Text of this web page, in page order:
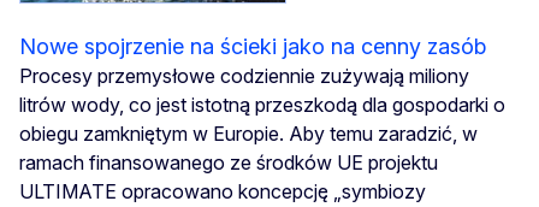
Nowe spojrzenie na ścieki jako na cenny zasób
Procesy przemysłowe codziennie zużywają miliony
litrów wody, co jest istotną przeszkodą dla gospodarki o
obiegu zamkniętym w Europie. Aby temu zaradzić, w
ramach finansowanego ze środków UE projektu
ULTIMATE opracowano koncepcję „symbiozy